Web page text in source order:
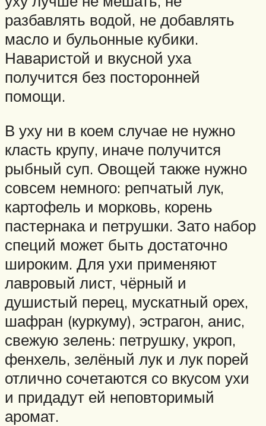
разбавлять водой, не добавлять
масло и бульонные кубики.
Наваристой и вкусной уха
получится без посторонней
помощи.
В уху ни в коем случае не нужно
класть крупу, иначе получится
рыбный суп. Овощей также нужно
совсем немного: репчатый лук,
картофель и морковь, корень
пастернака и петрушки. Зато набор
специй может быть достаточно
широким. Для ухи применяют
лавровый лист, чёрный и
душистый перец, мускатный орех,
шафран (куркуму), эстрагон, анис,
свежую зелень: петрушку, укроп,
фенхель, зелёный лук и лук порей
отлично сочетаются со вкусом ухи
и придадут ей неповторимый
аромат.